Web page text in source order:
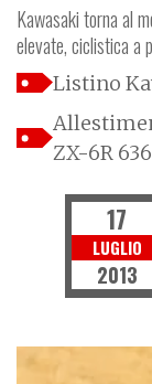
Kawasaki torna al
elevate, ciclistica a
Listino
ZX-6R
17
LUGLIO
2013